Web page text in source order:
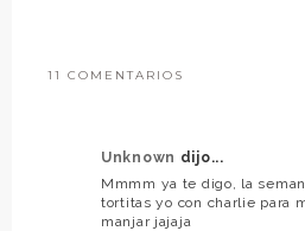
11 COMENTARIOS
Unknown dijo...
Mmmm ya te digo, la
tortitas yo con charlie para
manjar jajaja